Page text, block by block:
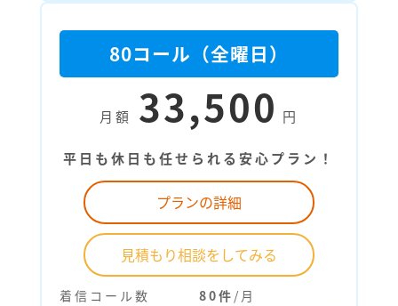
80コール（全曜日）
月額 33,500 円
平日も休日も任せられる安心プラン！
プランの詳細
見積もり相談をしてみる
着信コール数 80件 /月